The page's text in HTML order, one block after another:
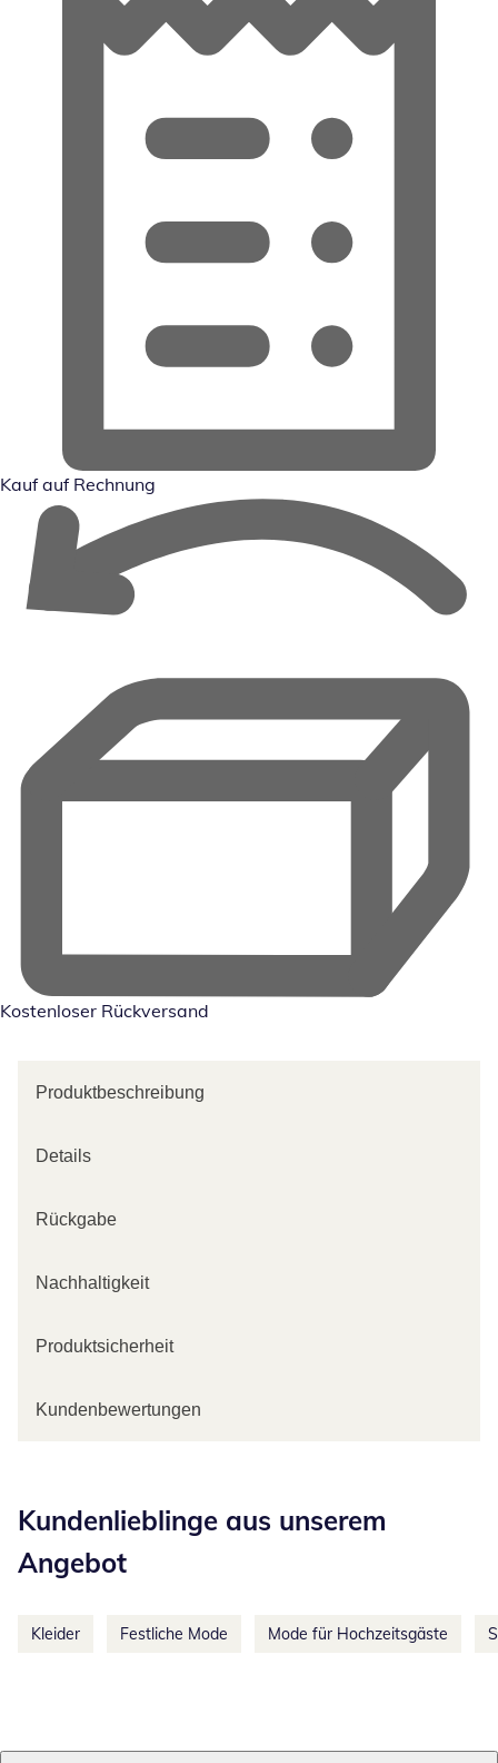
Kauf auf Rechnung
Kostenloser Rückversand
Produktbeschreibung
Details
Rückgabe
Nachhaltigkeit
Produktsicherheit
Kundenbewertungen
Kundenlieblinge aus unserem
Angebot
Kleider Festliche Mode Mode für Hochzeitsgäste